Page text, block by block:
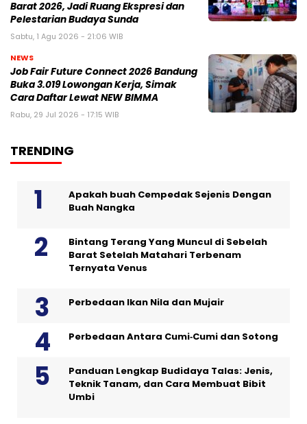
Barat 2026, Jadi Ruang Ekspresi dan
Pelestarian Budaya Sunda
Sabtu, 1 Agu 2026 - 21:06 WIB
NEWS
Job Fair Future Connect 2026 Bandung
Buka 3.019 Lowongan Kerja, Simak
Cara Daftar Lewat NEW BIMMA
Rabu, 29 Jul 2026 - 17:15 WIB
TRENDING
Apakah buah Cempedak Sejenis Dengan
Buah Nangka
Bintang Terang Yang Muncul di Sebelah
Barat Setelah Matahari Terbenam
Ternyata Venus
Perbedaan Ikan Nila dan Mujair
Perbedaan Antara Cumi‑Cumi dan Sotong
Panduan Lengkap Budidaya Talas: Jenis,
Teknik Tanam, dan Cara Membuat Bibit
Umbi